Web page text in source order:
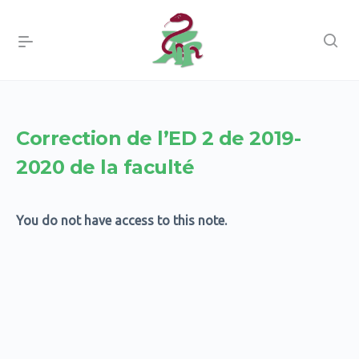
Correction de l’ED 2 de 2019-
2020 de la faculté
You do not have access to this note.